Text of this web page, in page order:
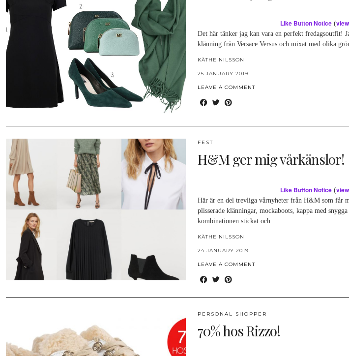
Like Button Notice (view
Det här tänker jag kan vara en perfekt fredagsoutfit!
klänning från Versace Versus och mixat med olika
KÄTHE NILSSON
25 JANUARY 2019
LEAVE A COMMENT
FEST
H&M ger mig vårkänslor!
Like Button Notice (view
Här är en del trevliga vårnyheter från H&M som får
plisserade klänningar, mockaboots, kappa med
kombinationen stickat och…
KÄTHE NILSSON
24 JANUARY 2019
LEAVE A COMMENT
PERSONAL SHOPPER
70% hos Rizzo!